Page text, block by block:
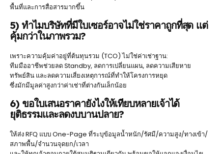
พื้นที่และการสื่อสารมากขึ้น
5) ทำไมบริษัทที่มีใบเซอร์อาจไม่ใช่ราคาถูกที่สุด แต่
คุ้มกว่าในภาพรวม?
เพราะความคุ้มค่าอยู่ที่ต้นทุนรวม (TCO) ไม่ใช่ค่าเช่าฐาน:
ทีมมืออาชีพช่วยลด Standby, ลดการเปลี่ยนแผน, ลดความเสียหาย
ทรัพย์สิน และลดความเสี่ยงเหตุการณ์ที่ทำให้โครงการหยุด
ซึ่งมักมีมูลค่าสูงกว่าค่าเช่าที่ต่างกันเล็กน้อย
6) ขอใบเสนอราคายังไงให้เทียบหลายเจ้าได้
ยุติธรรมและลดงบบานปลาย?
ให้ส่ง RFQ แบบ One-Page ที่ระบุข้อมูลน้ำหนัก/รัศมี/ความสูง/ทางเข้า/
สภาพพื้น/จำนวนจุดยก/เวลา